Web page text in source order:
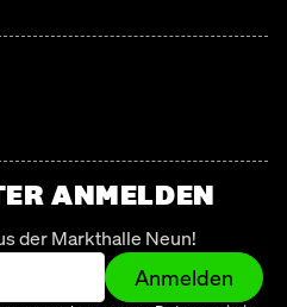
ANMELDEN
der Markthalle Neun!
Anmelden